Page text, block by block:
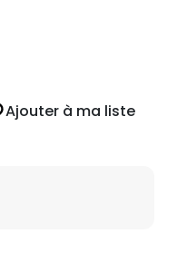
Ajouter à ma liste